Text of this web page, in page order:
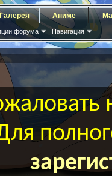
форума Навигация
Галерея Аниме